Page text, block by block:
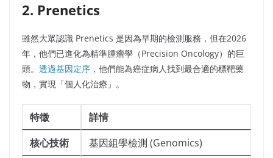
2. Prenetics
雖然大眾認識 Prenetics 是因為早期的檢測服務，但在2026
年，他們已進化為精準腫瘤學（Precision Oncology）的巨
頭。 透過基因定序 ，他們能為癌症病人找到最合適的標靶藥
物，實現「個人化治療」。
特徵
詳情
核心技術
基因組學檢測 (Genomics)